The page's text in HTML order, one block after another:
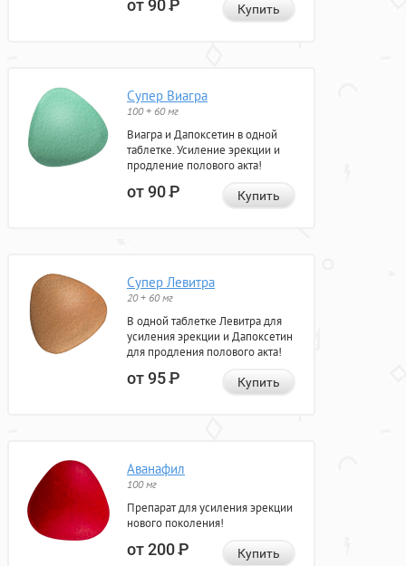
от 90Р Купить
Супер Виагра
100 + 60 мг
Виагра и Дапоксетин в одной
таблетке. Усиление эрекции и
продление полового акта!
от 90Р Купить
Супер Левитра
20 + 60 мг
В одной таблетке Левитра для
усиления эрекции и Дапоксетин
для продления полового акта!
от 95Р Купить
Аванафил
100 мг
Препарат для усиления эрекции
нового поколения!
от 200Р Купить